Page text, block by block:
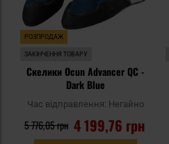
РОЗПРОДАЖ
ЗАКІНЧЕННЯ ТОВАРУ
Скелики Ocun Advancer QC -
Dark Blue
Час відправлення: Негайно
4 199,76 грн
5 776,05 грн